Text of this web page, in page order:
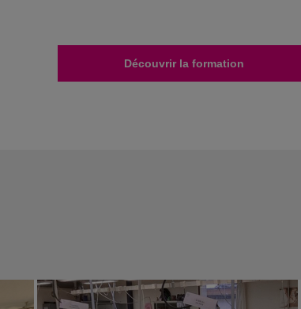
Découvrir la formation